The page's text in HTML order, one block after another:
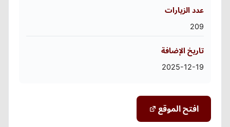
عدد الزيارات
209
تاريخ الإضافة
2025-12-19
افتح الموقع